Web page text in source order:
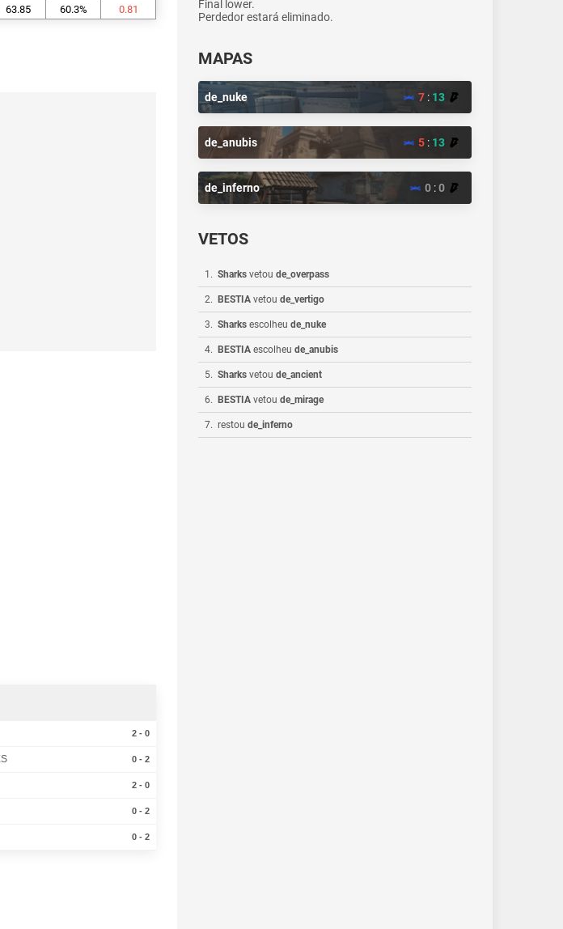
63.85 60.3% 0.81
2 - 0
0 - 2
2 - 0
0 - 2
0 - 2
Final lower.
Perdedor estará eliminado.
MAPAS
de_nuke 7 : 13
de_anubis 5 : 13
de_inferno 0 :0
VETOS
1 . Sharks vetou de_overpass
2. BESTIA vetou de_vertigo
3. Sharks escolheu de_nuke
4. BESTIA escolheu de_anubis
5. Sharks vetou de_ancient
6. BESTIA vetou de_mirage
7. restou de_inferno